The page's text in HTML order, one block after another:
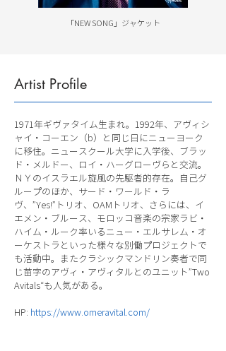
「NEW SONG」ジャケット
Artist Profile
1971年ギヴァタイム生まれ。1992年、アヴィシ
ャイ・コーエン（b）と同じ日にニューヨーク
に移住。ニュースクール大学に入学後、ブラッ
ド・メルドー、ロイ・ハーグローヴらと交流。
ＮＹのイスラエル旋風の先駆者的存在。自己グ
ループのほか、サード・ワールド・ラ
ヴ、”Yes!”トリオ、OAMトリオ、さらには、イ
エメン・ブルース、モロッコ音楽の宗家ラビ・
ハイム・ルーク率いるニュー・エルサレム・オ
ーケストラといった様々な別働プロジェクトで
も活動中。またクラシックマンドリン奏者で同
じ苗字のアヴィ・アヴィタルとのユニット”Two
Avitals“も人気がある。
HP: https://www.omeravital.com/